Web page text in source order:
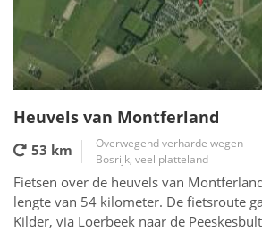
Heuvels van Montferland
53 km
Overwegend verharde wegen
Bosrijk, veel platteland
Fietsen over de heuvels van
lengte van 54 kilometer. De fietsroute
Kilder, via Loerbeek naar de